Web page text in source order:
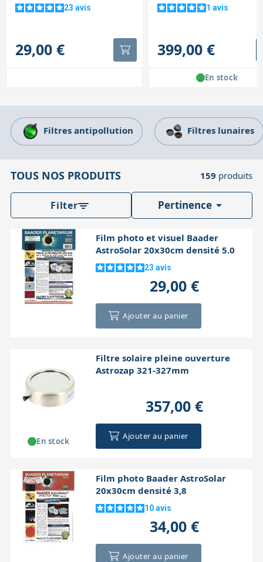
23avis
29,00 €
1avis
399,00 €
En stock
Filtres antipollution Filtres lunaires
TOUS NOS PRODUITS 159 produits
Filter Pertinence 
Film photo et visuel Baader
AstroSolar 20x30cm densité 5.0
23 avis
29,00 €
Ajouter au panier
Filtre solaire pleine ouverture
Astrozap 321-327mm
357,00 €
Ajouter au panier
En stock
Film photo Baader AstroSolar
20x30cm densité 3,8
10avis
34,00 €
Ajouter au panier